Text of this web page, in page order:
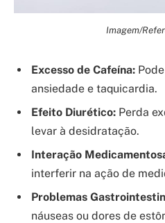
Imagem/
Excesso de Cafeína:
ansiedade e taquicardia.
Efeito Diurético: Perda
levar à desidratação.
Interação
interferir na ação de
Problemas
náuseas ou dores de